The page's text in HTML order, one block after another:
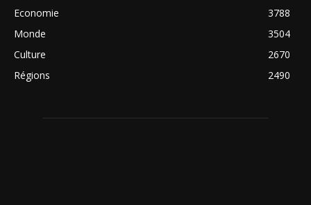
Economie
3788
Monde
3504
Culture
2670
Régions
2490